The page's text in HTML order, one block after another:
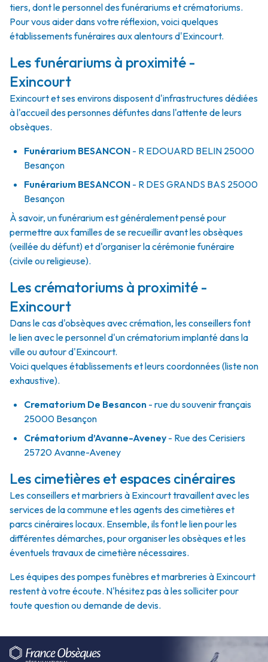
tiers, dont le personnel des funérariums et crématoriums.
Pour vous aider dans votre réflexion, voici quelques
établissements funéraires aux alentours d'Exincourt.
Les funérariums à proximité -
Exincourt
Exincourt et ses environs disposent d'infrastructures dédiées
à l'accueil des personnes défuntes dans l'attente de leurs
obsèques.
Funérarium BESANCON - R EDOUARD BELIN 25000
Besançon
Funérarium BESANCON - R DES GRANDS BAS 25000
Besançon
À savoir, un funérarium est généralement pensé pour
permettre aux familles de se recueillir avant les obsèques
(veillée du défunt) et d'organiser la cérémonie funéraire
(civile ou religieuse).
Les crématoriums à proximité -
Exincourt
Dans le cas d'obsèques avec crémation, les conseillers font
le lien avec le personnel d'un crématorium implanté dans la
ville ou autour d'Exincourt.
Voici quelques établissements et leurs coordonnées (liste non
exhaustive).
Crematorium De Besancon - rue du souvenir français
25000 Besançon
Crématorium d’Avanne-Aveney - Rue des Cerisiers
25720 Avanne-Aveney
Les cimetières et espaces cinéraires
Les conseillers et marbriers à Exincourt travaillent avec les
services de la commune et les agents des cimetières et
parcs cinéraires locaux. Ensemble, ils font le lien pour les
différentes démarches, pour organiser les obsèques et les
éventuels travaux de cimetière nécessaires.
Les équipes des pompes funèbres et marbreries à Exincourt
restent à votre écoute. N'hésitez pas à les solliciter pour
toute question ou demande de devis.